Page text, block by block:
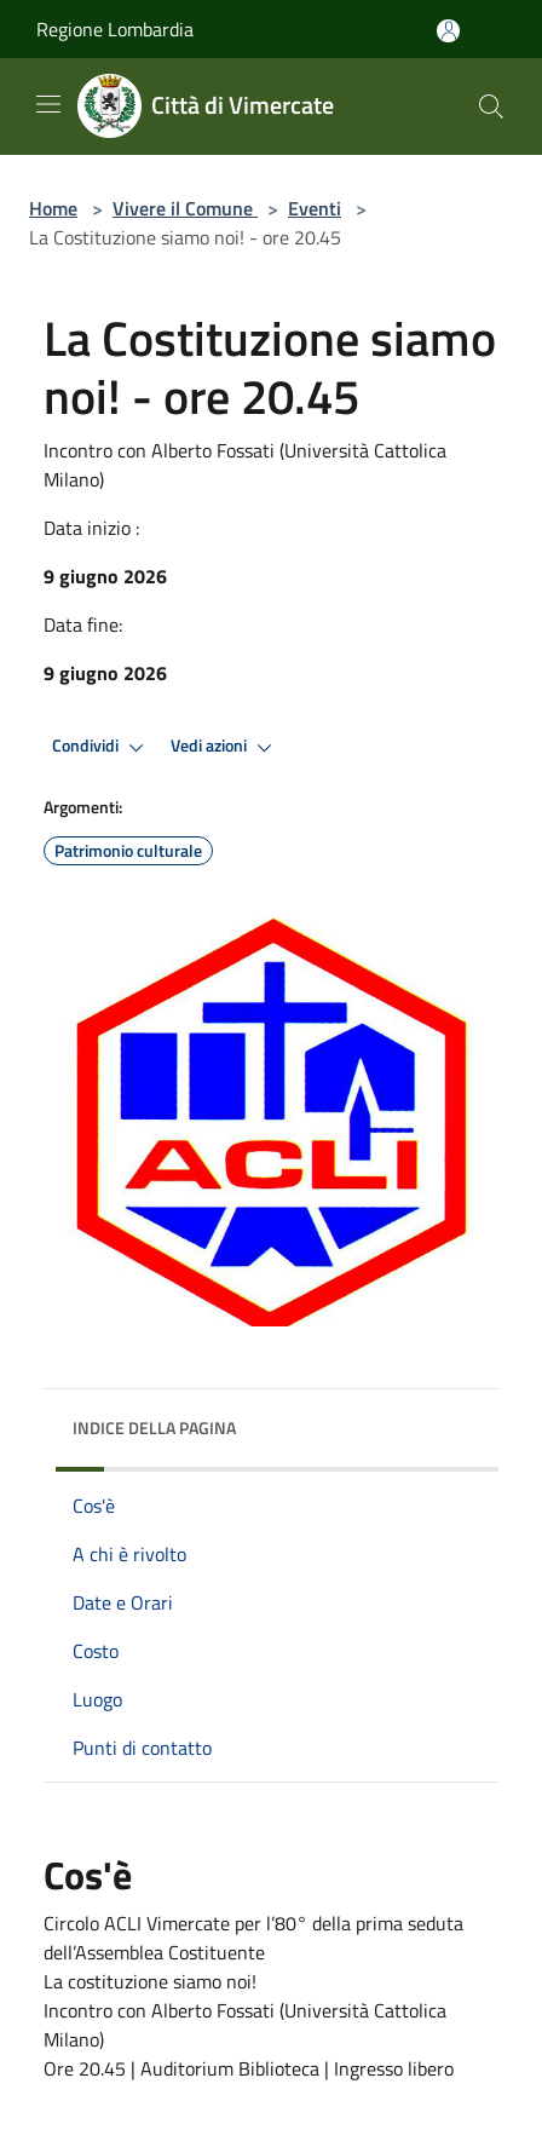
Regione Lombardia
Città di Vimercate
Home > Vivere il Comune > Eventi >
La Costituzione siamo noi! - ore 20.45
La Costituzione siamo
noi! - ore 20.45
Incontro con Alberto Fossati (Università Cattolica
Milano)
Data inizio :
9 giugno 2026
Data fine:
9 giugno 2026
Condividi Vedi azioni
Argomenti:
Patrimonio culturale
INDICE DELLA PAGINA
Cos'è
A chi è rivolto
Date e Orari
Costo
Luogo
Punti di contatto
Cos'è
Circolo ACLI Vimercate per l’80° della prima seduta
dell’Assemblea Costituente
La costituzione siamo noi!
Incontro con Alberto Fossati (Università Cattolica
Milano)
Ore 20.45 | Auditorium Biblioteca | Ingresso libero